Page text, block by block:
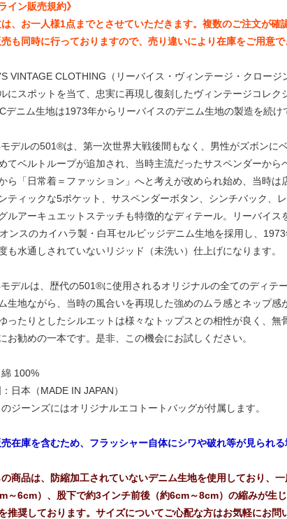
イン販売規約》
、お一人様1点までとさせていただきます。複数のご注文が確
も同時に行っておりますので、売り違いにより在庫をご用意で
VINTAGE CLOTHING（リーバイス・ヴィンテージ・クロー
にスポットを当て、忠実に再現し復刻したヴィンテージコレ
デニム生地は1973年からリーバイスのデニム生地の製造を続
デルの501®は、第一次世界大戦後間もなく、男性がズボンに
てベルトループが追加され、当時主流だったサスペンダーか
ら「日常着＝ファッション」へと考えが改められ始め、当時
ティックな5ポケット、サスペンダーボタン、シンチバック、
ルアーキュエットステッチも特徴的なディテール。リーバイ
ンスのカイハラ製・白耳セルビッジデニム生地を採用し、
も水通しされていないリジッド（未洗い）仕上げになります。
デルは、歴代の501®に使用されるオリジナルの全てのディテ
生地ながら、当時の風合いを再現した強めのムラ感とネップ
ったりとしたシルエットは様々なトップスとの相性が良く、
お勧めの一本です。是非、この機会にお試しください。
100%
日本（MADE IN JAPAN）
ジーンズにはオリジナルエコトートバッグが付属します。
在庫を含むため、フラッシャー自体にシワや破れ等が見られ
商品は、防縮加工されていないデニム生地を使用しており、
～6cm）、股下で約3インチ前後（約6cm～8cm）の縮みが生
推奨しております。サイズについてご心配な方はお気軽にお問